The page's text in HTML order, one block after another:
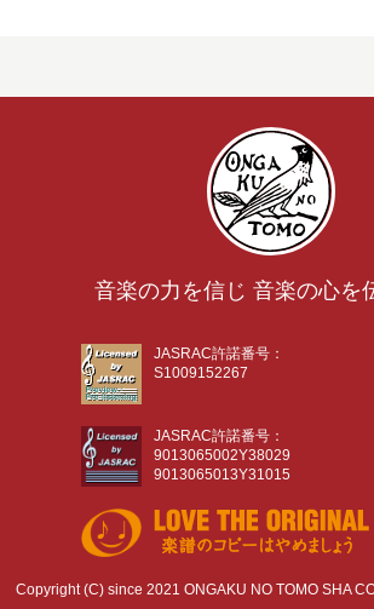
音楽の力を信じ 音楽の心を
JASRAC許諾番号：
S1009152267
JASRAC許諾番号：
9013065002Y38029
9013065013Y31015
Copyright (C) since 2021 ONGAKU NO TOMO SHA